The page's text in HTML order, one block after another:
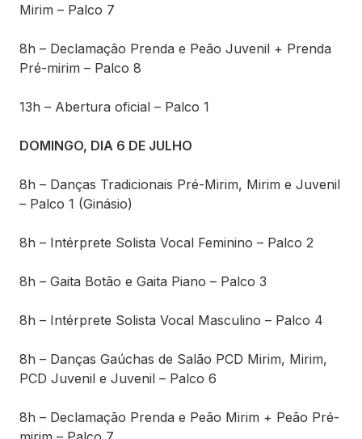
Mirim – Palco 7
8h – Declamação Prenda e Peão Juvenil + Prenda
Pré-mirim – Palco 8
13h – Abertura oficial – Palco 1
DOMINGO, DIA 6 DE JULHO
8h – Danças Tradicionais Pré-Mirim, Mirim e Juvenil
– Palco 1 (Ginásio)
8h – Intérprete Solista Vocal Feminino – Palco 2
8h – Gaita Botão e Gaita Piano – Palco 3
8h – Intérprete Solista Vocal Masculino – Palco 4
8h – Danças Gaúchas de Salão PCD Mirim, Mirim,
PCD Juvenil e Juvenil – Palco 6
8h – Declamação Prenda e Peão Mirim + Peão Pré-